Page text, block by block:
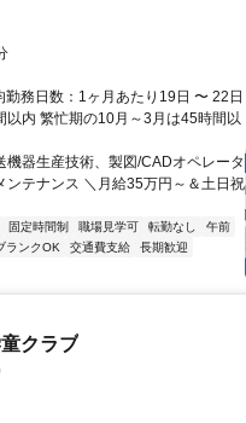
務日数：1ヶ月あたり19日 〜 22日
内 繁忙期の10月～3月は45時間以
器生産技術、製図/CADオペレータ
ンテナンス ＼月給35万円～＆土日祝
固定時間制 職場見学可 転勤なし
午前
ランクOK 交通費支給
長期歓迎
クラブ